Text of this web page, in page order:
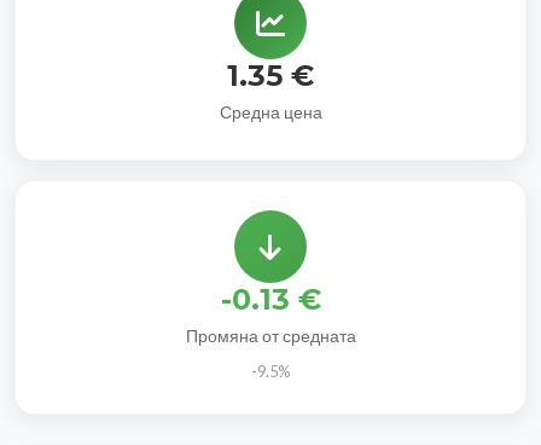
1.35 €
Средна цена
-0.13 €
Промяна от средната
-9.5%